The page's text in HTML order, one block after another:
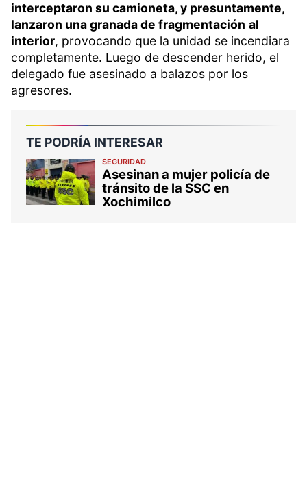
interceptaron su camioneta, y presuntamente,
lanzaron una granada de fragmentación al
interior, provocando que la unidad se incendiara
completamente. Luego de descender herido, el
delegado fue asesinado a balazos por los
agresores.
TE PODRÍA INTERESAR
SEGURIDAD
Asesinan a mujer policía de
tránsito de la SSC en
Xochimilco